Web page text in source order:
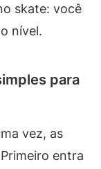
skate: você
nível.
para
vez, as
entra